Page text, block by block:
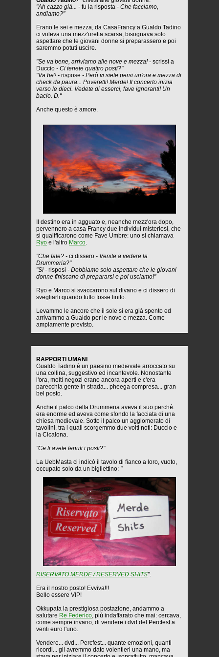
"Ah cazzo già... - fu la risposta - Che facciamo,
andiamo?"
Erano le sei e mezza, da CasaFrancy a Gualdo Tadino
ci voleva una mezz'oretta scarsa, bisognava solo
aspettare che le giovani donne si preparassero e poi
saremmo potuti uscire.
"Se va bene, arriviamo alle nove e mezza! - scrissi a
Duccio - Ci tenete quattro posti?"
"Va be'! - rispose - Però vi siete persi un'ora e mezza di
check da paura... Poveretti! Merde! Il concerto inizia
verso le dieci. Vedete di esserci, fave ignoranti! Un
bacio. D."
Anche questo è amore.
Il destino era in agguato e, neanche mezz'ora dopo,
pervennero a casa Francy due individui misteriosi, che
si qualificarono come Fave Umbre: uno si chiamava
Ryo e l'altro Marco.
"Che fate? - ci dissero - Venite a vedere la
Drummeria?"
"Sì - risposi - Dobbiamo solo aspettare che le giovani
donne finiscano di prepararsi e poi usciamo!"
Ryo e Marco si svaccarono sul divano e ci dissero di
svegliarli quando tutto fosse finito.
Levammo le ancore che il sole si era già spento ed
arrivammo a Gualdo per le nove e mezza. Come
ampiamente previsto.
RAPPORTI UMANI
Gualdo Tadino è un paesino medievale arroccato su
una collina, suggestivo ed incantevole. Nonostante
l'ora, molti negozi erano ancora aperti e c'era
parecchia gente in strada... pheega compresa... gran
bel posto.
Anche il palco della Drummeria aveva il suo perché:
era enorme ed aveva come sfondo la facciata di una
chiesa medievale. Sotto il palco un agglomerato di
tavolini, tra i quali scorgemmo due volti noti: Duccio e
la Cicalona.
"Ce li avete tenuti i posti?"
La UebMasta ci indicò il tavolo di fianco a loro, vuoto,
occupato solo da un bigliettino: "
RISERVATO MERDE / RESERVED SHITS".
Era il nostro posto! Evviva!!!
Bello essere VIP!
Okkupata la prestigiosa postazione, andammo a
salutare Re Federico, più indaffarato che mai: cercava,
come sempre invano, di vendere i dvd del Percfest a
venti euro l'uno.
Vendere... dvd... Percfest... quante emozioni, quanti
ricordi... gli avremmo dato volentieri una mano, ma